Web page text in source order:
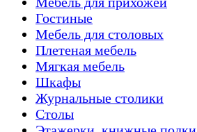
Гостиные
Мебель для столовых
Плетеная мебель
Мягкая мебель
Шкафы
Журнальные столики
Столы